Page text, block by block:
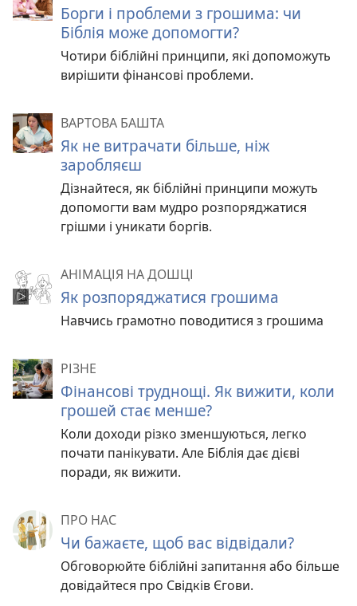
Борги і проблеми з грошима: чи
Біблія може допомогти?
Чотири біблійні принципи, які допоможуть
вирішити фінансові проблеми.
ВАРТОВА БАШТА
Як не витрачати більше, ніж
заробляєш
Дізнайтеся, як біблійні принципи можуть
допомогти вам мудро розпоряджатися
грішми і уникати боргів.
АНІМАЦІЯ НА ДОШЦІ
Як розпоряджатися грошима
Навчись грамотно поводитися з грошима
РІЗНЕ
Фінансові труднощі. Як вижити, коли
грошей стає менше?
Коли доходи різко зменшуються, легко
почати панікувати. Але Біблія дає дієві
поради, як вижити.
ПРО НАС
Чи бажаєте, щоб вас відвідали?
Обговорюйте біблійні запитання або більше
довідайтеся про Свідків Єгови.